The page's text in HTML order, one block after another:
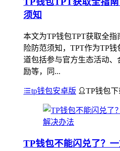
须知
本文为TP钱包TPT获取全
险防范须知，TPT作为TP
道包括参与官方生态活动
励等，同...
tp钱包安卓版 TP钱包
TP钱包不能闪兑了？